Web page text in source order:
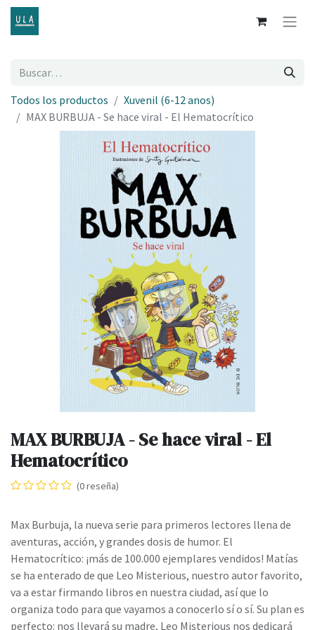
Todos los productos
Xuvenil (6-12 anos)
MAX BURBUJA - Se hace viral - El Hematocrítico
MAX BURBUJA - Se hace viral - El
Hematocrítico
(0 reseña)
Max Burbuja, la nueva serie para primeros lectores llena de
aventuras, acción, y grandes dosis de humor. El
Hematocrítico: ¡más de 100.000 ejemplares vendidos! Matías
se ha enterado de que Leo Misterious, nuestro autor favorito,
va a estar firmando libros en nuestra ciudad, así que lo
organiza todo para que vayamos a conocerlo sí o sí. Su plan es
perfecto: nos llevará su madre, Leo Misterious nos dedicará